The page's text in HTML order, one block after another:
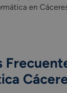
en